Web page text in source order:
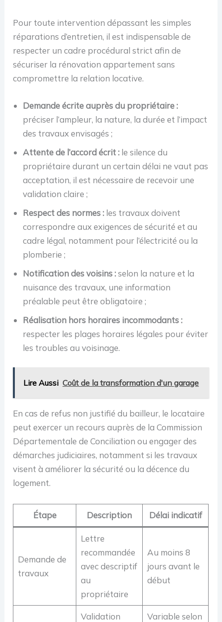
Pour toute intervention dépassant les simples
réparations d’entretien, il est indispensable de
respecter un cadre procédural strict afin de
sécuriser la rénovation appartement sans
compromettre la relation locative.
Demande écrite auprès du propriétaire :
préciser l’ampleur, la nature, la durée et l’impact
des travaux envisagés ;
Attente de l’accord écrit : le silence du
propriétaire durant un certain délai ne vaut pas
acceptation, il est nécessaire de recevoir une
validation claire ;
Respect des normes : les travaux doivent
correspondre aux exigences de sécurité et au
cadre légal, notamment pour l’électricité ou la
plomberie ;
Notification des voisins :selon la nature et la
nuisance des travaux, une information
préalable peut être obligatoire ;
Réalisation hors horaires incommodants :
respecter les plages horaires légales pour éviter
les troubles au voisinage.
Lire Aussi Coût de la transformation d'un garage
En cas de refus non justifié du bailleur, le locataire
peut exercer un recours auprès de la Commission
Départementale de Conciliation ou engager des
démarches judiciaires, notamment si les travaux
visent à améliorer la sécurité ou la décence du
logement.
Étape Description Délai indicatif
Demande de
travaux
Lettre
recommandée
avec descriptif
au
propriétaire
Au moins 8
jours avant le
début
Validation
Variable selon